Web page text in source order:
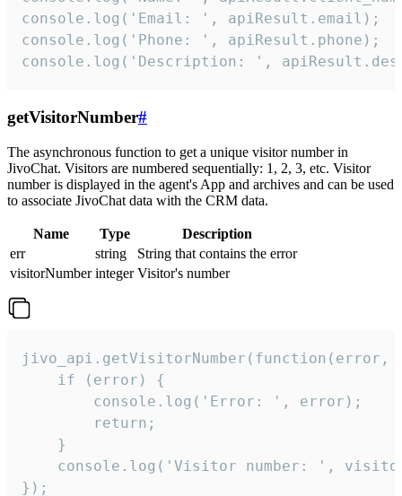
console.log('Email: ', apiResult.email);
console.log('Phone: ', apiResult.phone);
console.log('Description: ',
getVisitorNumber#
The asynchronous function to get a unique visitor number in
JivoChat. Visitors are numbered sequentially: 1, 2, 3, etc. Visitor
number is displayed in the agent's App and archives and can be used
to associate JivoChat data with the CRM data.
Name Type
Description
err
string
String that contains the error
visitorNumber integer Visitor's number
jivo_api.getVisitorNumber(function(error,
    if (error) {
        console.log('Error: ', error);
        return;
    }
console.log('Visitor number: ',
});